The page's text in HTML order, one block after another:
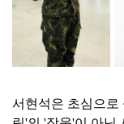
서현석은 초심으로